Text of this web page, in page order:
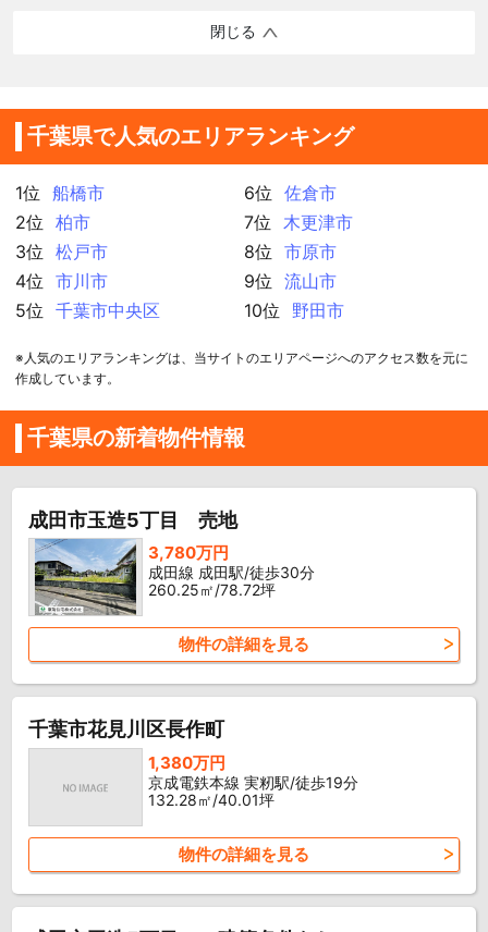
閉じる
千葉県で人気のエリアランキング
1位
船橋市
2位
柏市
3位
松戸市
4位
市川市
5位
千葉市中央区
6位
佐倉市
7位
木更津市
8位
市原市
9位
流山市
10位
野田市
※人気のエリアランキングは、当サイトのエリアページへのアクセス数を元に
作成しています。
千葉県の新着物件情報
成田市玉造5丁目 売地
3,780万円
成田線 成田駅/徒歩30分
260.25㎡/78.72坪
物件の詳細を見る
千葉市花見川区長作町
1,380万円
京成電鉄本線 実籾駅/徒歩19分
132.28㎡/40.01坪
物件の詳細を見る